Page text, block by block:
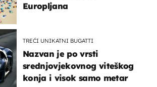
Europljana
TREĆI UNIKATNI BUGATTI
Nazvan je po vrsti
srednjovjekovnog viteškog
konja i visok samo metar